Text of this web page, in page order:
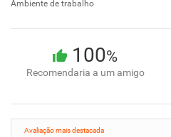
Ambiente de trabalho
100%
Recomendaria a um amigo
Avaliação mais destacada